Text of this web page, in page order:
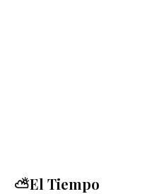
⛅El Tiempo